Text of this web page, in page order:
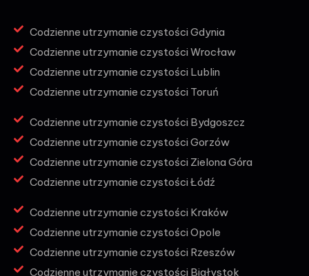
Codzienne utrzymanie czystości Gdynia
Codzienne utrzymanie czystości Wrocław
Codzienne utrzymanie czystości Lublin
Codzienne utrzymanie czystości Toruń
Codzienne utrzymanie czystości Bydgoszcz
Codzienne utrzymanie czystości Gorzów
Codzienne utrzymanie czystości Zielona Góra
Codzienne utrzymanie czystości Łódź
Codzienne utrzymanie czystości Kraków
Codzienne utrzymanie czystości Opole
Codzienne utrzymanie czystości Rzeszów
Codzienne utrzymanie czystości Białystok